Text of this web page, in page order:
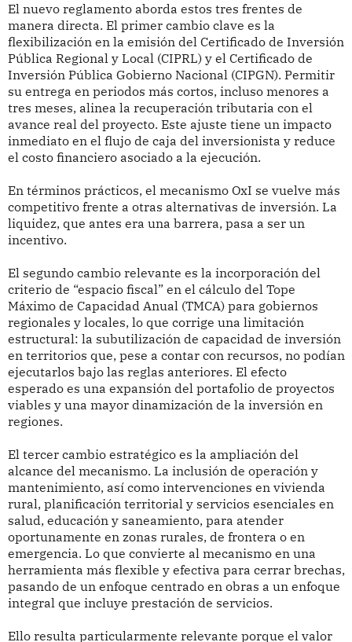
El nuevo reglamento aborda estos tres frentes de
manera directa. El primer cambio clave es la
flexibilización en la emisión del Certificado de Inversión
Pública Regional y Local (CIPRL) y el Certificado de
Inversión Pública Gobierno Nacional (CIPGN). Permitir
su entrega en periodos más cortos, incluso menores a
tres meses, alinea la recuperación tributaria con el
avance real del proyecto. Este ajuste tiene un impacto
inmediato en el flujo de caja del inversionista y reduce
el costo financiero asociado a la ejecución.
En términos prácticos, el mecanismo OxI se vuelve más
competitivo frente a otras alternativas de inversión. La
liquidez, que antes era una barrera, pasa a ser un
incentivo.
El segundo cambio relevante es la incorporación del
criterio de “espacio fiscal” en el cálculo del Tope
Máximo de Capacidad Anual (TMCA) para gobiernos
regionales y locales, lo que corrige una limitación
estructural: la subutilización de capacidad de inversión
en territorios que, pese a contar con recursos, no podían
ejecutarlos bajo las reglas anteriores. El efecto
esperado es una expansión del portafolio de proyectos
viables y una mayor dinamización de la inversión en
regiones.
El tercer cambio estratégico es la ampliación del
alcance del mecanismo. La inclusión de operación y
mantenimiento, así como intervenciones en vivienda
rural, planificación territorial y servicios esenciales en
salud, educación y saneamiento, para atender
oportunamente en zonas rurales, de frontera o en
emergencia. Lo que convierte al mecanismo en una
herramienta más flexible y efectiva para cerrar brechas,
pasando de un enfoque centrado en obras a un enfoque
integral que incluye prestación de servicios.
Ello resulta particularmente relevante porque el valor